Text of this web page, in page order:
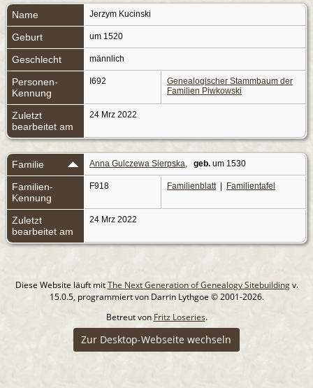
Name Jerzym Kucinski
Geburt um 1520
Geschlecht männlich
Personen-
Kennung
I692
Genealogischer Stammbaum der
Familien Piwkowski
Zuletzt
bearbeitet am
24 Mrz 2022
Familie Anna Gulczewa Sierpska geb. um 1530
Familien-
Kennung
F918 Familienblatt| Familientafel
Zuletzt
bearbeitet am
24 Mrz 2022
Diese Website läuft mitThe Next Generation of Genealogy Sitebuildingv.
15.0.5, programmiert von Darrin Lythgoe © 2001-2026.
Betreut von Fritz Loseries.
Zur Desktop-Webseite wechseln